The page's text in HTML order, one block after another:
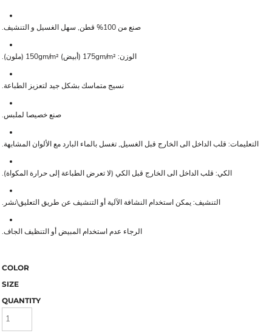
صنع من 100% قطن, سهل الغسيل و التنشيف.
الوزن: 175gm/m² (أبيض) 150gm/m² (ملون).
نسيج متماسك بشكل جيد لتعزيز الطباعة.
صنع خصيصا لملبس.
التعليمات: قلب الداخل الى الخارج قبل الغسيل, تغسل بالماء البارد مع الألوان المشابهة.
الكي: قلب الداخل الى الخارج قبل الكي (لا تعرض الطباعة إلى حرارة المكواة).
التنشيف: يمكن استخدام النشافة الآلية أو التنشيف عن طريق التعليق\نشر.
الرجاء عدم استخدام المبيض أو التنظيف الجاف.
COLOR
SIZE
QUANTITY